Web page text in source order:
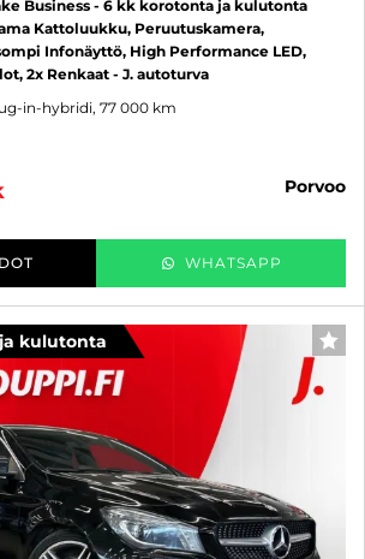
Business - 6 kk korotonta ja kulutonta
Kattoluukku, Peruutuskamera,
Infonäyttö, High Performance LED,
2x Renkaat - J. autoturva
in-hybridi, 77 000 km
porvoo
WHATSAPP
kulutonta